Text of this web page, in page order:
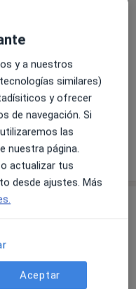
08370
(3)
y a nuestros
similares)
y ofrecer
de navegación. Si
las
nuestra página.
actualizar tus
desde ajustes. Más
Aceptar